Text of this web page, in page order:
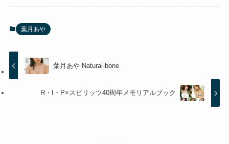
葉月あや
葉月あや Natural-bone
R・I・P×スピリッツ40周年メモリアルブック